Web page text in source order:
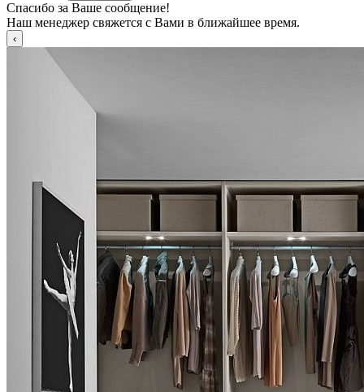
Спасибо за Ваше сообщение!
Наш менеджер свяжется с Вами в ближайшее время.